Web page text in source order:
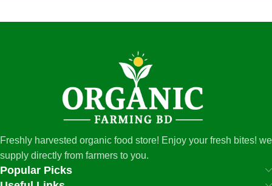
Freshly harvested organic food store! Enjoy your fresh bites! we
supply directly from farmers to you.
Popular Picks